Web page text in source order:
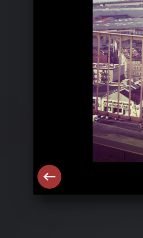
Ähnliche Künstler
The Prodigy